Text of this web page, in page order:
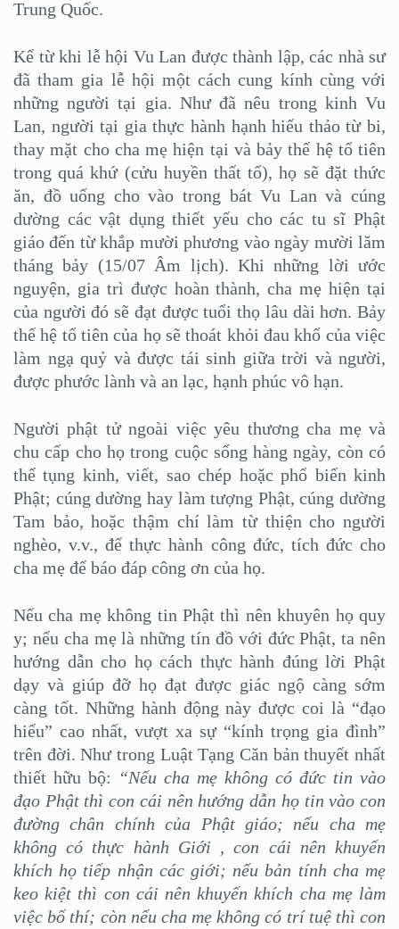
Trung Quốc.
Kể từ khi lễ hội Vu Lan được thành lập, các nhà sư
đã tham gia lễ hội một cách cung kính cùng với
những người tại gia. Như đã nêu trong kinh Vu
Lan, người tại gia thực hành hạnh hiếu thảo từ bi,
thay mặt cho cha mẹ hiện tại và bảy thế hệ tổ tiên
trong quá khứ (cửu huyền thất tổ), họ sẽ đặt thức
ăn, đồ uống cho vào trong bát Vu Lan và cúng
dường các vật dụng thiết yếu cho các tu sĩ Phật
giáo đến từ khắp mười phương vào ngày mười lăm
tháng bảy (15/07 Âm lịch). Khi những lời ước
nguyện, gia trì được hoàn thành, cha mẹ hiện tại
của người đó sẽ đạt được tuổi thọ lâu dài hơn. Bảy
thế hệ tổ tiên của họ sẽ thoát khỏi đau khổ của việc
làm ngạ quỷ và được tái sinh giữa trời và người,
được phước lành và an lạc, hạnh phúc vô hạn.
Người phật tử ngoài việc yêu thương cha mẹ và
chu cấp cho họ trong cuộc sống hàng ngày, còn có
thể tụng kinh, viết, sao chép hoặc phổ biến kinh
Phật; cúng dường hay làm tượng Phật, cúng dường
Tam bảo, hoặc thậm chí làm từ thiện cho người
nghèo, v.v., để thực hành công đức, tích đức cho
cha mẹ để báo đáp công ơn của họ.
Nếu cha mẹ không tin Phật thì nên khuyên họ quy
y; nếu cha mẹ là những tín đồ với đức Phật, ta nên
hướng dẫn cho họ cách thực hành đúng lời Phật
dạy và giúp đỡ họ đạt được giác ngộ càng sớm
càng tốt. Những hành động này được coi là “đạo
hiếu” cao nhất, vượt xa sự “kính trọng gia đình”
trên đời. Như trong Luật Tạng Căn bản thuyết nhất
thiết hữu bộ: “Nếu cha mẹ không có đức tin vào
đạo Phật thì con cái nên hướng dẫn họ tin vào con
đường chân chính của Phật giáo; nếu cha mẹ
không có thực hành Giới , con cái nên khuyến
khích họ tiếp nhận các giới; nếu bản tính cha mẹ
keo kiệt thì con cái nên khuyến khích cha mẹ làm
việc bố thí; còn nếu cha mẹ không có trí tuệ thì con